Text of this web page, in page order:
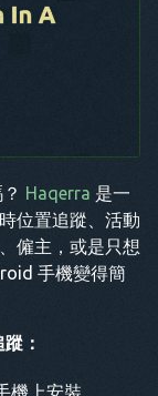
Haqerra 是一
位置追蹤、活動
僱主，或是只想
手機變得簡
：
機上安裝